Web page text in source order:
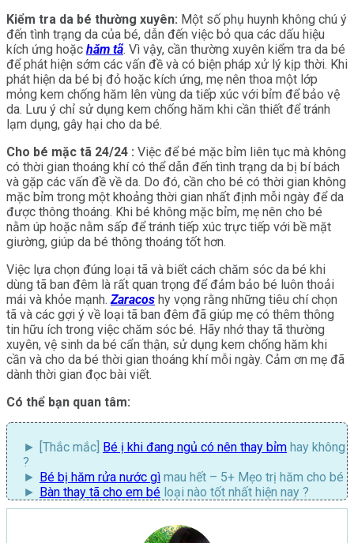
Kiểm tra da bé thường xuyên: Một số phụ huynh không chú ý
đến tình trạng da của bé, dẫn đến việc bỏ qua các dấu hiệu
kích ứng hoặc hăm tã. Vì vậy, cần thường xuyên kiểm tra da bé
để phát hiện sớm các vấn đề và có biện pháp xử lý kịp thời. Khi
phát hiện da bé bị đỏ hoặc kích ứng, mẹ nên thoa một lớp
mỏng kem chống hăm lên vùng da tiếp xúc với bỉm để bảo vệ
da. Lưu ý chỉ sử dụng kem chống hăm khi cần thiết để tránh
lạm dụng, gây hại cho da bé.
Cho bé mặc tã 24/24 : Việc để bé mặc bỉm liên tục mà không
có thời gian thoáng khí có thể dẫn đến tình trạng da bị bí bách
và gặp các vấn đề về da. Do đó, cần cho bé có thời gian không
mặc bỉm trong một khoảng thời gian nhất định mỗi ngày để da
được thông thoáng. Khi bé không mặc bỉm, mẹ nên cho bé
nằm úp hoặc nằm sấp để tránh tiếp xúc trực tiếp với bề mặt
giường, giúp da bé thông thoáng tốt hơn.
Việc lựa chọn đúng loại tã và biết cách chăm sóc da bé khi
dùng tã ban đêm là rất quan trọng để đảm bảo bé luôn thoải
mái và khỏe mạnh.Zaracos hy vọng rằng những tiêu chí chọn
tã và các gợi ý về loại tã ban đêm đã giúp mẹ có thêm thông
tin hữu ích trong việc chăm sóc bé. Hãy nhớ thay tã thường
xuyên, vệ sinh da bé cẩn thận, sử dụng kem chống hăm khi
cần và cho da bé thời gian thoáng khí mỗi ngày. Cảm ơn mẹ đã
dành thời gian đọc bài viết.
Có thể bạn quan tâm:
[Thắc mắc] Bé ị khi đang ngủ có nên thay bỉm hay không
?
Bé bị hăm rửa nước gì mau hết – 5+ Mẹo trị hăm cho bé
Bàn thay tã cho em bé loại nào tốt nhất hiện nay ?